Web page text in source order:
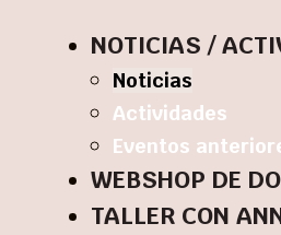
NOTICIAS /
Noticias
Actividades
Eventos
WEBSHOP DE
TALLER CON